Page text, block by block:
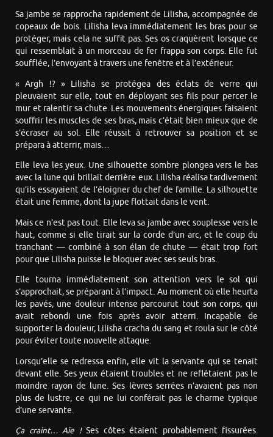
Sa jambe se rapprocha rapidement de Lilisha, accompagnée de
copeaux de bois. Lilisha leva immédiatement les bras pour se
protéger, mais cela ne suffit pas. Ses os craquèrent lorsque ce
qui ressemblait à un morceau de fer frappa son corps. Elle fut
soufflée, l’envoyant à travers une fenêtre et à l’extérieur.
« Argh !? » Lilisha se protégea des éclats de verre qui
pleuvaient sur elle, tout en déployant ses fils pour percer le
mur et ralentir sa chute. Les mouvements énergiques faisaient
souffrir les muscles de ses bras, mais c’était bien mieux que de
s’écraser au sol. Elle réussit à retrouver sa position et se
prépara à atterrir, mais…
Elle leva les yeux. Une silhouette sombre plongea vers le bas
avec la lune qui brillait derrière eux. Lilisha réalisa tardivement
qu’ils essayaient de l’éloigner du chef de famille. La silhouette
était une femme, dont la jupe flottait dans le vent.
Mais ce n’est pas tout. Elle leva sa jambe avec souplesse vers le
haut, comme si elle tirait sur la corde d’un arc, et le coup du
tranchant — combiné à son élan de chute — était trop fort
pour que Lilisha puisse le bloquer avec ses seuls bras.
Elle tourna immédiatement son attention vers le sol qui
s’approchait, se préparant à l’impact. Au moment où elle heurta
les pavés, une douleur intense parcourut tout son corps, qui
avait rebondi une fois après avoir atterri. Incapable de
supporter la douleur, Lilisha cracha du sang et roula sur le côté
pour éviter toute nouvelle attaque.
Lorsqu’elle se redressa enfin, elle vit la servante qui se tenait
devant elle. Ses yeux étaient troubles et ne reflétaient pas le
moindre rayon de lune. Ses lèvres serrées n’avaient pas non
plus de lustre, ce qui ne lui conférait pas le charme typique
d’une servante.
Ça craint… Aïe !Ses côtes étaient probablement fissurées.